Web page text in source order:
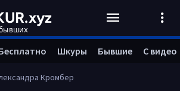
Кромбер
Шкуры Бывшие С видео